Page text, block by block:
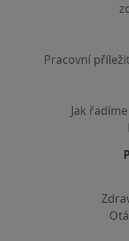
Pracovní
Jak